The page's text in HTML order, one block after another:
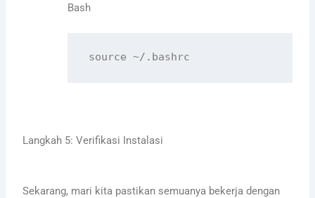
Bash
source
Langkah 5: Verifikasi Instalasi
Sekarang, mari kita pastikan semuanya bekerja dengan